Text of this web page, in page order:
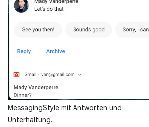
MessagingStyle mit Antworten und
Unterhaltung.